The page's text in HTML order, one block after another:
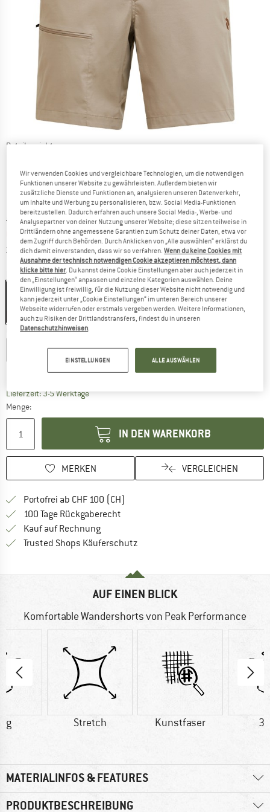
Detailansichten
Ursprünglicher Preis :
CHF109.95
Preis:
CHF93.46 inkl. MwSt., zollfreie Lieferung
zzgl. VersandkostenInformationen zu den Versandkosten. Öffnet sich in
Farbe:Avid Beige
15% 15% 15%
Grösse wählen:
M L XL XXL
Grössentabelle
Lieferzeit: 3-5 WerktageDer Link öffnet sich in einer Infobox und
Menge:
IN DEN WARENKORB
MERKEN VERGLEICHEN
Portofrei ab CHF 100 (CH)
100 Tage Rückgaberecht
Kauf auf RechnungFinde die Zahlungs-Infos hier! Öffnet
Trusted Shops Käuferschutz
AUF EINEN BLICK
Komfortable Wandershorts von Peak Performance
g Stretch Kunstfaser
MATERIALINFOS & FEATURES
PRODUKTBESCHREIBUNG
Wir verwenden Cookies und vergleichbare Technologien, um die notwendigen
Funktionen unserer Website zu gewährleisten. Außerdem bieten wir
zusätzliche Dienste und Funktionen an, analysieren unseren Datenverkehr,
um Inhalte und Werbung zu personalisieren, bzw. Social Media-Funktionen
bereitzustellen. Dadurch erfahren auch unsere Social Media-, Werbe- und
Analysepartner von deiner Nutzung unserer Website; diese sitzen teilweise in
Drittländern ohne angemessene Garantien zum Schutz deiner Daten, etwa vor
dem Zugriff durch Behörden. Durch Anklicken von „Alle auswählen“ erklärst du
dich damit einverstanden, dass wir so verfahren.Wenn du keine Cookies mit
Ausnahme der technisch notwendigen Cookie akzeptieren möchtest, dann
klicke bitte hier. Du kannst deine Cookie Einstellungen aber auch jederzeit in
den „Einstellungen“ anpassen und einzelne Kategorien auswählen. Deine
Einwilligung ist freiwillig, für die Nutzung dieser Website nicht notwendig und
kann jederzeit unter „Cookie Einstellungen“ im unteren Bereich unserer
Webseite widerrufen oder erstmals vergeben werden. Weitere Informationen,
auch zu Risiken der Drittlandstransfers, findest du in unseren
Datenschutzhinweisen.
EINSTELLUNGEN ALLE AUSWÄHLEN